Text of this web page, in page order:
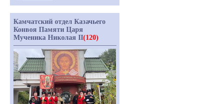
Камчатский отдел Казачьего
Конвоя Памяти Царя
Мученика Николая II(120)